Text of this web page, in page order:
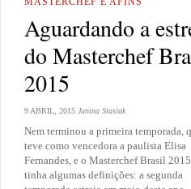
Aguardando a
do Masterchef
2015
9 ABRIL, 2015 Janina Stasiak
Nem terminou a primeira temporada,
teve como vencedora a paulista Elisa
Fernandes, e o Masterchef Brasil
tinha algumas definições: a segunda